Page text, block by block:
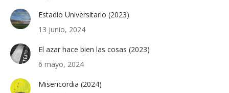
Estadio Universitario (2023)
13 junio, 2024
El azar hace bien las cosas (2023)
6 mayo, 2024
Misericordia (2024)